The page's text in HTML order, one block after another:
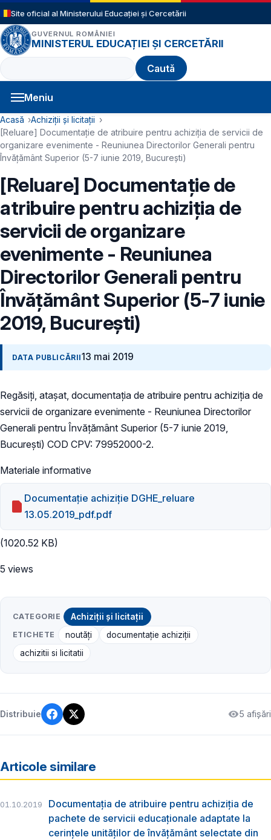
Sari la conținutul principal
Site oficial al Ministerului Educației și Cercetării
GUVERNUL ROMÂNIEI
MINISTERUL EDUCAȚIEI ȘI CERCETĂRII
Caută
Meniu
Navigație principală
Cale de navigare
Acasă
Achiziții și licitații
[Reluare] Documentație de atribuire pentru achiziţia de servicii de
organizare evenimente - Reuniunea Directorilor Generali pentru
Învățământ Superior (5-7 iunie 2019, București)
[Reluare] Documentație de
atribuire pentru achiziţia de
servicii de organizare
evenimente - Reuniunea
Directorilor Generali pentru
Învățământ Superior (5-7 iunie
2019, București)
DATA PUBLICĂRII13 mai 2019
Regăsiți, atașat, documentația de atribuire pentru achiziţia de
servicii de organizare evenimente - Reuniunea Directorilor
Generali pentru Învățământ Superior (5-7 iunie 2019,
București) COD CPV: 79952000-2.
Materiale informative
Documentație achiziție DGHE_reluare
13.05.2019_pdf.pdf
(1020.52 KB)
5 views
CATEGORIE Achiziții și licitații
ETICHETE noutăți
documentație achiziții
achizitii si licitatii
Distribuie 5 afișări
Articole similare
01.10.2019
Documentația de atribuire pentru achiziția de
pachete de servicii educaționale adaptate la
cerințele unităților de învățământ selectate din